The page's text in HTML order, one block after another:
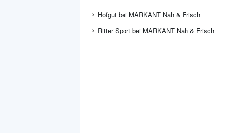
Hofgut bei MARKANT Nah & Frisch
Ritter Sport bei MARKANT Nah & Frisch